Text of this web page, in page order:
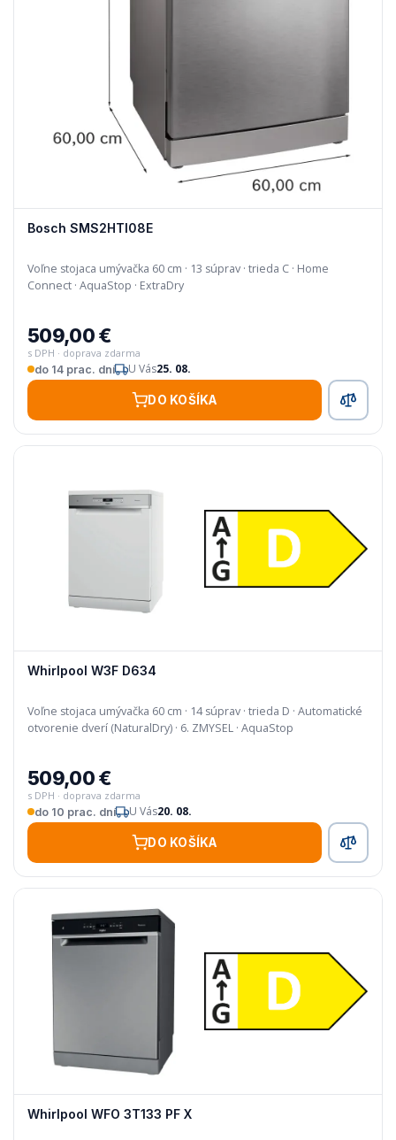
Bosch SMS2HTI08E
Voľne stojaca umývačka 60 cm · 13 súprav · trieda C · Home
Connect · AquaStop · ExtraDry
509,00 €
s DPH · doprava zdarma
do 14 prac. dní
U Vás25. 08.
DO KOŠÍKA
Whirlpool W3F D634
Voľne stojaca umývačka 60 cm · 14 súprav · trieda D · Automatické
otvorenie dverí (NaturalDry) · 6. ZMYSEL · AquaStop
509,00 €
s DPH · doprava zdarma
do 10 prac. dní
U Vás20. 08.
DO KOŠÍKA
Whirlpool WFO 3T133 PF X